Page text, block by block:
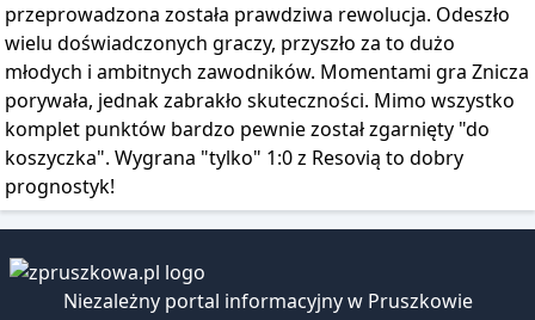
przeprowadzona została prawdziwa rewolucja. Odeszło
wielu doświadczonych graczy, przyszło za to dużo
młodych i ambitnych zawodników. Momentami gra Znicza
porywała, jednak zabrakło skuteczności. Mimo wszystko
komplet punktów bardzo pewnie został zgarnięty "do
koszyczka". Wygrana "tylko" 1:0 z Resovią to dobry
prognostyk!
Niezależny portal informacyjny w Pruszkowie